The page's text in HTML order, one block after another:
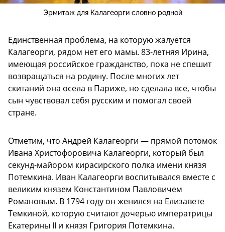
Эрмитаж для Калагеорги словно родной
Единственная проблема, на которую жалуется
Калагеорги, рядом нет его мамы. 83-летняя Ирина,
имеющая российское гражданство, пока не спешит
возвращаться на родину. После многих лет
скитаний она осела в Париже, но сделала все, чтобы
сын чувствовал себя русским и помогал своей
стране.
Отметим, что Андрей Калагеорги — прямой потомок
Ивана Христофоровича Калагеорги, который был
секунд-майором кирасирского полка имени князя
Потемкина. Иван Калагеорги воспитывался вместе с
великим князем Константином Павловичем
Романовым. В 1794 году он женился на Елизавете
Темкиной, которую считают дочерью императрицы
Екатерины II и князя Григория Потемкина.